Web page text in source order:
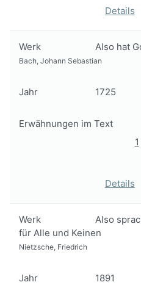
Details
Werk Also hat
Bach, Johann Sebastian
Jahr 1725
Erwähnungen im Text
1
Details
Werk
Also
für Alle und Keinen
Nietzsche, Friedrich
Jahr 1891